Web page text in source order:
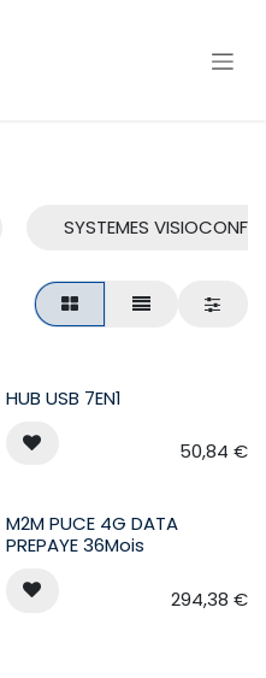
SYSTEMES
HUB USB 7EN1
50,84 €
M2M PUCE 4G DATA
PREPAYE 36Mois
294,38 €